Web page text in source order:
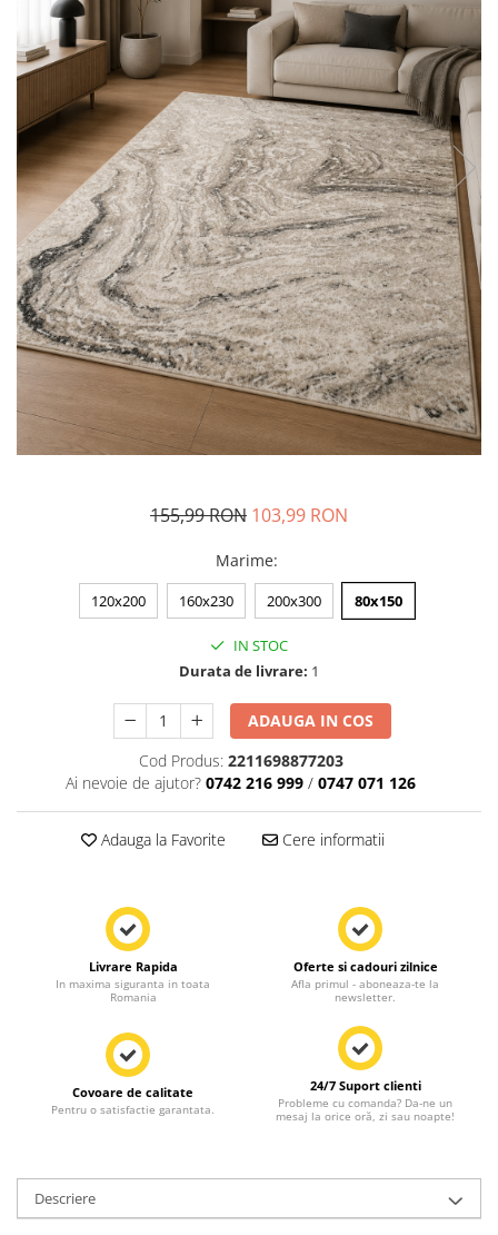
155,99 RON 103,99 RON
Marime:
120x200 160x230 200x300 80x150
IN STOC
Durata de livrare: 1
ADAUGA IN COS
Cod Produs: 2211698877203
Ai nevoie de ajutor? 0742 216 999 / 0747 071 126
Adauga la Favorite Cere informatii
Livrare Rapida
In maxima siguranta in toata
Romania
Oferte si cadouri zilnice
Afla primul - aboneaza-te la
newsletter.
Covoare de calitate
Pentru o satisfactie garantata.
24/7 Suport clienti
Probleme cu comanda? Da-ne un
mesaj la orice oră, zi sau noapte!
Descriere